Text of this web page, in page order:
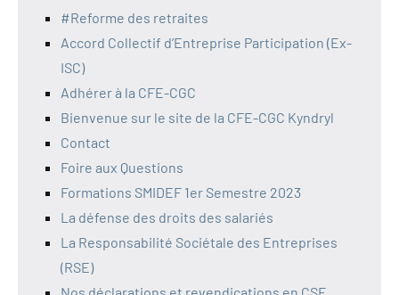
#Reforme des retraites
Accord Collectif d’Entreprise Participation (Ex-
ISC)
Adhérer à la CFE-CGC
Bienvenue sur le site de la CFE-CGC Kyndryl
Contact
Foire aux Questions
Formations SMIDEF 1er Semestre 2023
La défense des droits des salariés
La Responsabilité Sociétale des Entreprises
(RSE)